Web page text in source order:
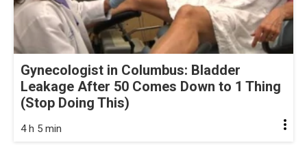
Gynecologist in Columbus: Bladder
Leakage After 50 Comes Down to 1 Thing
(Stop Doing This)
4 h 5 min